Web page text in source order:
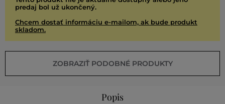
predaj bol už ukončený.
Chcem dostať informáciu e-mailom, ak bude produkt
skladom.
ZOBRAZIŤ PODOBNÉ PRODUKTY
Popis